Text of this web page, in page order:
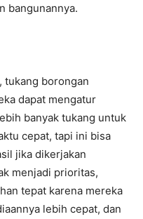
bangunannya.
tukang borongan
dapat mengatur
banyak tukang untuk
cepat, tapi ini bisa
jika dikerjakan
menjadi prioritas,
tepat karena mereka
lebih cepat, dan